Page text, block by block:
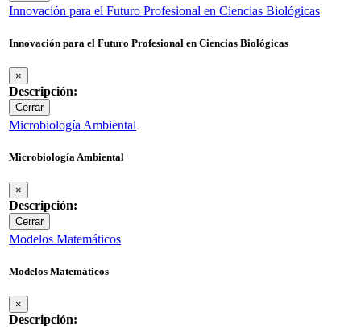
Innovación para el Futuro Profesional en Ciencias Biológicas
Innovación para el Futuro Profesional en Ciencias Biológicas
×
Descripción:
Cerrar
Microbiología Ambiental
Microbiología Ambiental
×
Descripción:
Cerrar
Modelos Matemáticos
Modelos Matemáticos
×
Descripción: